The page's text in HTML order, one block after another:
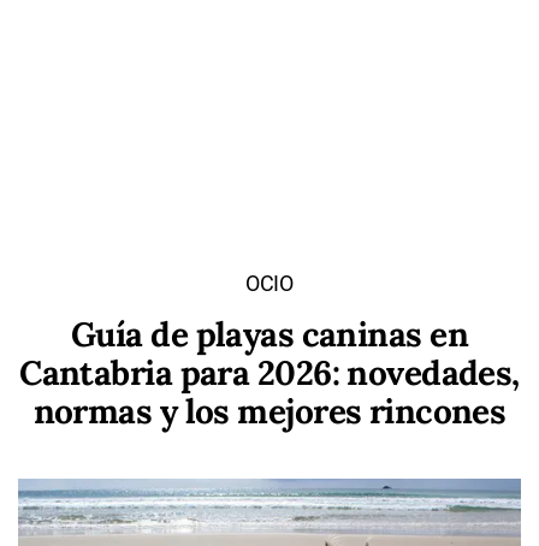
OCIO
Guía de playas caninas en
Cantabria para 2026: novedades,
normas y los mejores rincones